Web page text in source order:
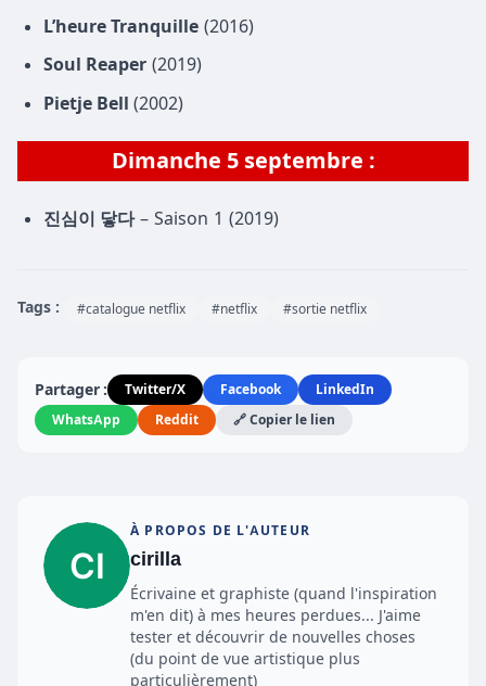
L’heure Tranquille (2016)
Soul Reaper (2019)
Pietje Bell (2002)
Dimanche 5 septembre :
진심이 닿다– Saison 1 (2019)
Tags : #catalogue netflix #netflix #sortie netflix
Partager : Twitter/X Facebook
LinkedIn
WhatsApp
Reddit 🔗 Copier le lien
À PROPOS DE L'AUTEUR
cirilla
Écrivaine et graphiste (quand l'inspiration
m'en dit) à mes heures perdues... J'aime
tester et découvrir de nouvelles choses
(du point de vue artistique plus
particulièrement)